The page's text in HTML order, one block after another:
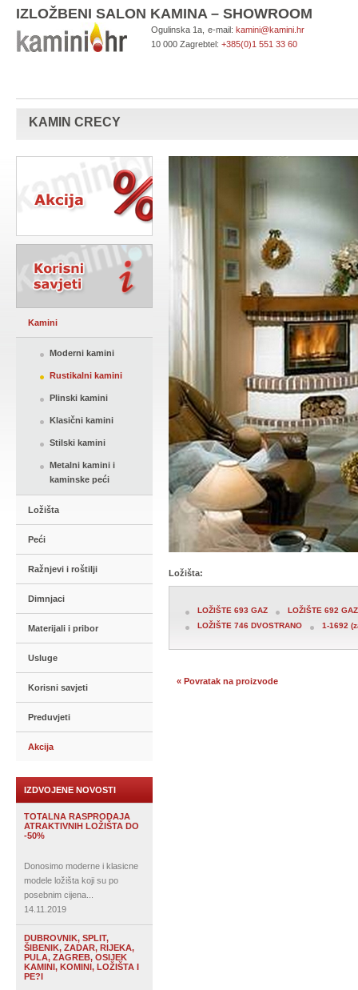
IZLOŽBENI SALON KAMINA – SHOWROOM
Ogulinska 1a,
10 000 Zagreb
e-mail: kamini@kamini.hr
tel: +385(0)1 551 33 60
KAMIN CRECY
Kamini
Moderni kamini
Rustikalni kamini
Plinski kamini
Klasični kamini
Stilski kamini
Metalni kamini i
kaminske peći
Ložišta
Peći
Ražnjevi i roštilji
Dimnjaci
Materijali i pribor
Usluge
Korisni savjeti
Preduvjeti
Akcija
IZDVOJENE NOVOSTI
TOTALNA RASPRODAJA
ATRAKTIVNIH LOŽIŠTA DO
-50%
Donosimo moderne i klasicne
modele ložišta koji su po
posebnim cijena...
14.11.2019
DUBROVNIK, SPLIT,
ŠIBENIK, ZADAR, RIJEKA,
PULA, ZAGREB, OSIJEK
KAMINI, KOMINI, LOŽIŠTA I
PE?I
Ložišta:
LOŽIŠTE 693 GAZ
LOŽIŠTE 692 GAZ
LOŽIŠTE 746 DVOSTRANO
1-1692
« Povratak na proizvode